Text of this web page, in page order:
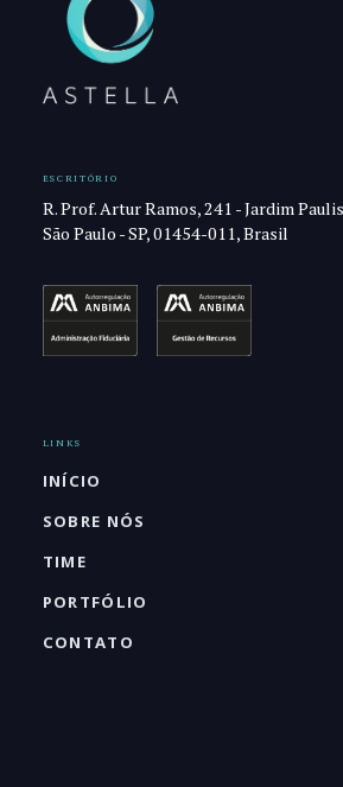
ESCRITÓRIO
R. Prof. Artur Ramos, 241 - Jardim
São Paulo - SP, 01454-011, Brasil
LINKS
INÍCIO
SOBRE NÓS
TIME
PORTFÓLIO
CONTATO